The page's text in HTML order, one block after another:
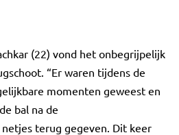
(22) vond het onbegrijpelijk
“Er waren tijdens de
momenten geweest en
bal na de
terug gegeven. Dit keer